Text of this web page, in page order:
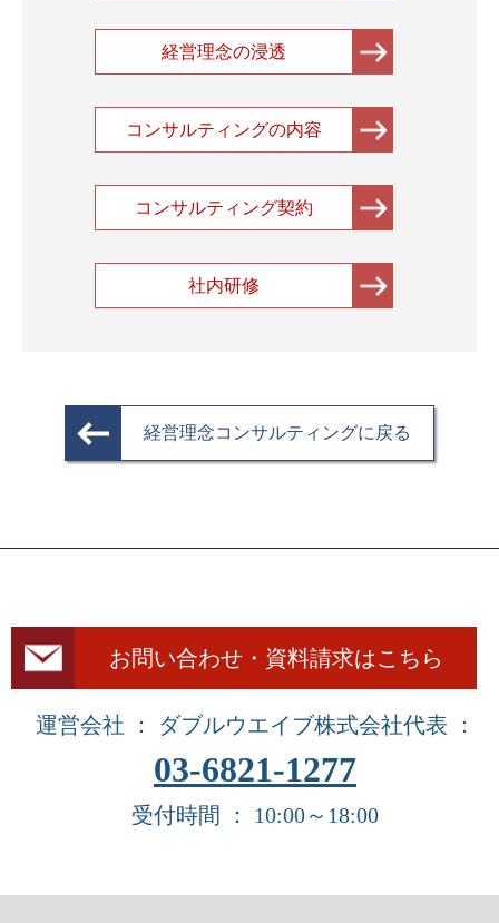
経営理念の浸透
コンサルティングの内容
コンサルティング契約
社内研修
経営理念コンサルティングに戻る
お問い合わせ・資料請求はこちら
運営会社 ： ダブルウエイブ株式会社代表 ：
03-6821-1277
受付時間 ： 10:00～18:00